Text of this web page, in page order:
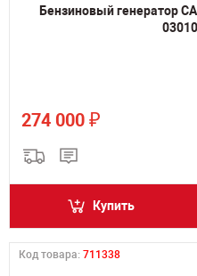
Бензиновый генератор
274 000 ₽
Купить
Код товара: 711338